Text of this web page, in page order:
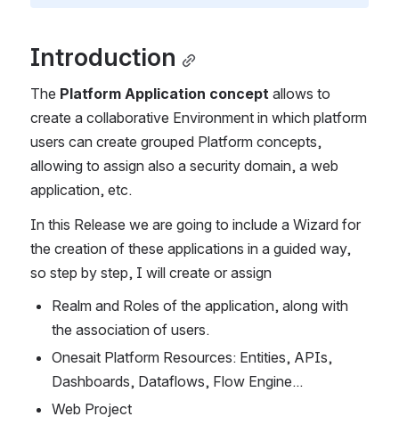
Introduction
The Platform Application concept allows to
create a collaborative Environment in which platform
users can create grouped Platform concepts,
allowing to assign also a security domain, a web
application, etc.
In this Release we are going to include a Wizard for
the creation of these applications in a guided way,
so step by step, I will create or assign
Realm and Roles of the application, along with
the association of users.
Onesait Platform Resources: Entities, APIs,
Dashboards, Dataflows, Flow Engine...
Web Project